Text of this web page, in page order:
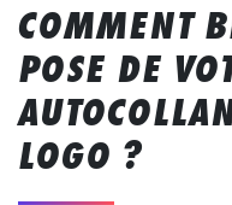
COMMENT
POSE DE
LOGO ?